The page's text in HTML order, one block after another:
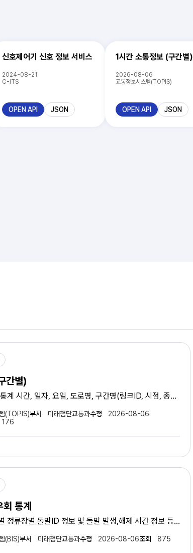
신호제어기 신호 정보 서비스
2024-08-21
C-ITS
OPEN API JSON
1시간 소통정보 (구간별)
2026-08-06
교통정보시스템(TOPIS)
OPEN API JSON
간별)
계 시간, 일자, 요일, 도로명, 구간명(링크ID, 시점, 종
(TOPIS)부서 미래첨단교통과수정
2026-08-06
176
통계
정류장별 톨발ID 정보 및 돌발 발생,해제 시간 정보 등
(BIS)부서 미래첨단교통과수정 2026-08-06조회
875